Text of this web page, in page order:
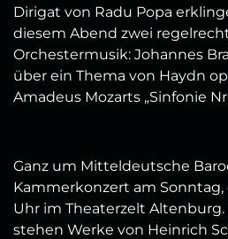
Dirigat von Radu Popa
diesem Abend zwei
Orchestermusik: Johannes
über ein Thema von Haydn
Amadeus Mozarts „Sinfonie
Ganz um Mitteldeutsche
Kammerkonzert am Sonntag,
Uhr im Theaterzelt
stehen Werke von Heinrich